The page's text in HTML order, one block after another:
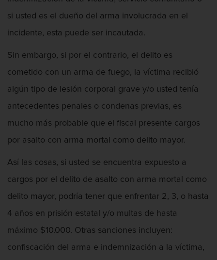
si usted es el dueño del arma involucrada en el
incidente, esta puede ser incautada.
Sin embargo, si por el contrario, el delito es
cometido con un arma de fuego, la víctima recibió
algún tipo de lesión corporal grave y/o usted tenía
antecedentes penales o condenas previas, es
mucho más probable que el fiscal presente cargos
por asalto con arma mortal como delito mayor.
Así las cosas, si usted se encuentra expuesto a
cargos por el delito de asalto con arma mortal como
delito mayor, podría tener que enfrentar 2, 3, o hasta
4 años en prisión estatal y/o multas de hasta
máximo $10.000. Otras sanciones incluyen:
confiscación del arma e indemnización a la víctima,